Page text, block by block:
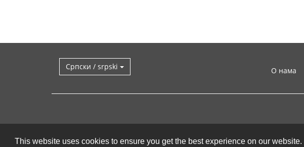
This website uses cookies to ensure you get the best experience on our website.
Српски / srpski О нама